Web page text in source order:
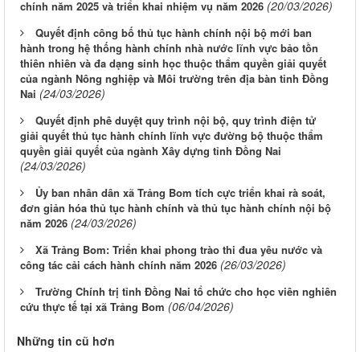
chính năm 2025 và triển khai nhiệm vụ năm 2026 (20/03/2026)
Quyết định công bố thủ tục hành chính nội bộ mới ban
hành trong hệ thống hành chính nhà nước lĩnh vực bảo tồn
thiên nhiên và đa dạng sinh học thuộc thẩm quyền giải quyết
của ngành Nông nghiệp và Môi trường trên địa bàn tỉnh Đồng
Nai (24/03/2026)
Quyết định phê duyệt quy trình nội bộ, quy trình điện tử
giải quyết thủ tục hành chính lĩnh vực đường bộ thuộc thẩm
quyền giải quyết của ngành Xây dựng tỉnh Đồng Nai
(24/03/2026)
Ủy ban nhân dân xã Trảng Bom tích cực triển khai rà soát,
đơn giản hóa thủ tục hành chính và thủ tục hành chính nội bộ
năm 2026 (24/03/2026)
Xã Trảng Bom: Triển khai phong trào thi đua yêu nước và
công tác cải cách hành chính năm 2026 (26/03/2026)
Trường Chính trị tỉnh Đồng Nai tổ chức cho học viên nghiên
cứu thực tế tại xã Trảng Bom (06/04/2026)
Những tin cũ hơn